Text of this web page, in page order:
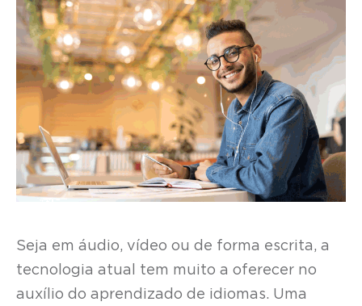
Seja em áudio, vídeo ou de forma escrita, a
tecnologia atual tem muito a oferecer no
auxílio do aprendizado de idiomas. Uma